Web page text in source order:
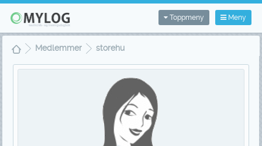
Meny
Toppmeny
Medlemmer storehu